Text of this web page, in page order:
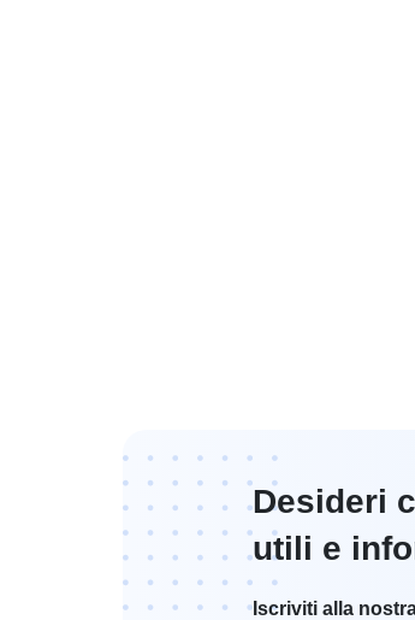
Desideri
utili e
Iscriviti alla